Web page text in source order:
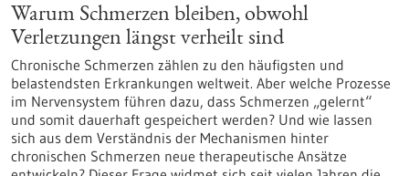
Warum Schmerzen bleiben, obwohl
Verletzungen längst verheilt sind
Chronische Schmerzen zählen zu den häufigsten und
belastendsten Erkrankungen weltweit. Aber welche Prozesse
im Nervensystem führen dazu, dass Schmerzen „gelernt“
und somit dauerhaft gespeichert werden? Und wie lassen
sich aus dem Verständnis der Mechanismen hinter
chronischen Schmerzen neue therapeutische Ansätze